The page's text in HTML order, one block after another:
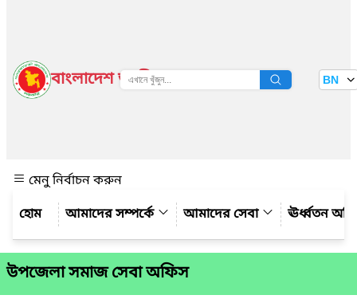
বাংলাদেশ জাতীয় তথ্য বাতায়ন BN
মেনু নির্বাচন করুন
আমাদের সম্পর্কে
আমাদের সেবা ঊর্ধ্বতন
উপজেলা সমাজ সেবা অফিস